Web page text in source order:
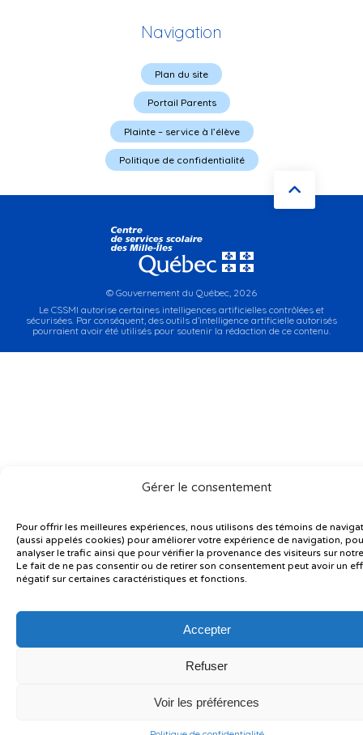
Gérer le consentement
Pour offrir les meilleures expériences, nous utilisons des témoins de
(aussi appelés cookies) pour améliorer votre expérience de navigation,
analyser le trafic ainsi que pour vérifier la provenance des visiteurs sur
Le fait de ne pas consentir ou de retirer son consentement peut avoir un
négatif sur certaines caractéristiques et fonctions.
Accepter
Refuser
Voir les préférences
Navigation
Plan du site
Portail Parents
Plainte – service à l’élève
Politique de confidentialité
© Gouvernement du Québec, 2026
Le CSSMI autorise certaines intelligences artificielles contrôlées et
sécurisées. Par conséquent, des outils d’intelligence artificielle autorisés
pourraient avoir été utilisés pour soutenir la rédaction de ce contenu.